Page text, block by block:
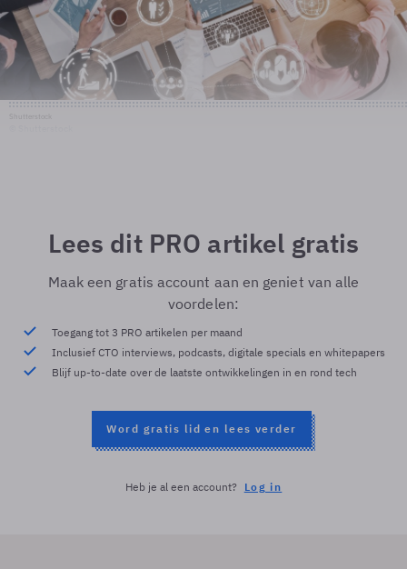
Lees dit PRO artikel gratis
Maak een gratis account aan en geniet van alle
voordelen:
Toegang tot 3 PRO artikelen per maand
Inclusief CTO interviews, podcasts, digitale specials en whitepapers
Blijf up-to-date over de laatste ontwikkelingen in en rond tech
Word gratis lid en lees verder
Heb je al een account? Log in